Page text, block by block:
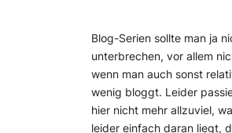
Blog-Serien sollte man ja
unterbrechen, vor allem
wenn man auch sonst
wenig bloggt. Leider
hier nicht mehr allzuviel,
leider einfach daran liegt,